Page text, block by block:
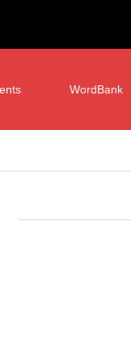
WordBank